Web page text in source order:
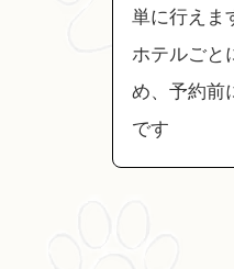
単に行えま
ホテルごと
め、予約前
です